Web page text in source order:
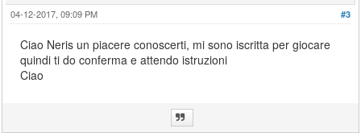
#3
04-12-2017, 09:09 PM
Ciao Neris un piacere conoscerti, mi sono iscritta per giocare
quindi ti do conferma e attendo istruzioni
Ciao